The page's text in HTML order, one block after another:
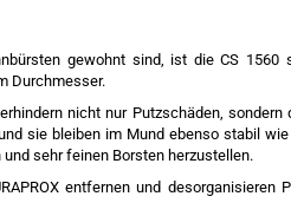
gewohnt sind, ist die CS 1560
Durchmesser.
nicht nur Putzschäden,
sie bleiben im Mund ebenso stabil
sehr feinen Borsten herzustellen.
entfernen und